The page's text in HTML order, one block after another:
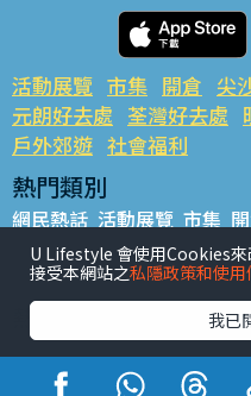
活動展覽 市集 開倉 尖
元朗好去處 荃灣好去處
戶外郊遊 社會福利
熱門類別
網民熱話 活動展覽 市集
銅鑼灣好去處 元朗好去處
餐廳情報 戶外郊遊
熱門標籤
#UGO搵好去處 #人氣活動
#親子玩樂好去處
U Lifestyle 會使用Cookies
接受本網站之私隱政策和使用
我已